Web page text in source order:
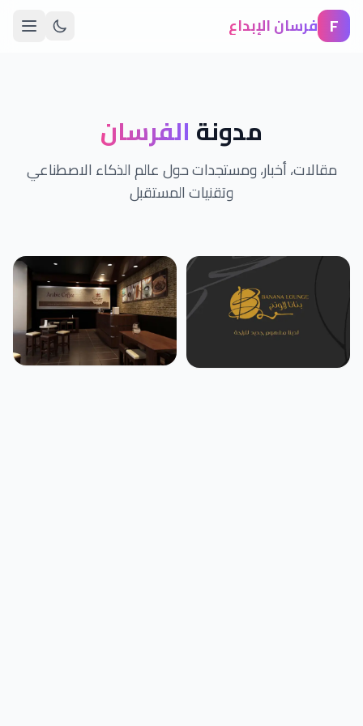
F فرسان الإبداع
مدونةالفرسان
مقالات، أخبار، ومستجدات حول عالم الذكاء الاصطناعي
وتقنيات المستقبل